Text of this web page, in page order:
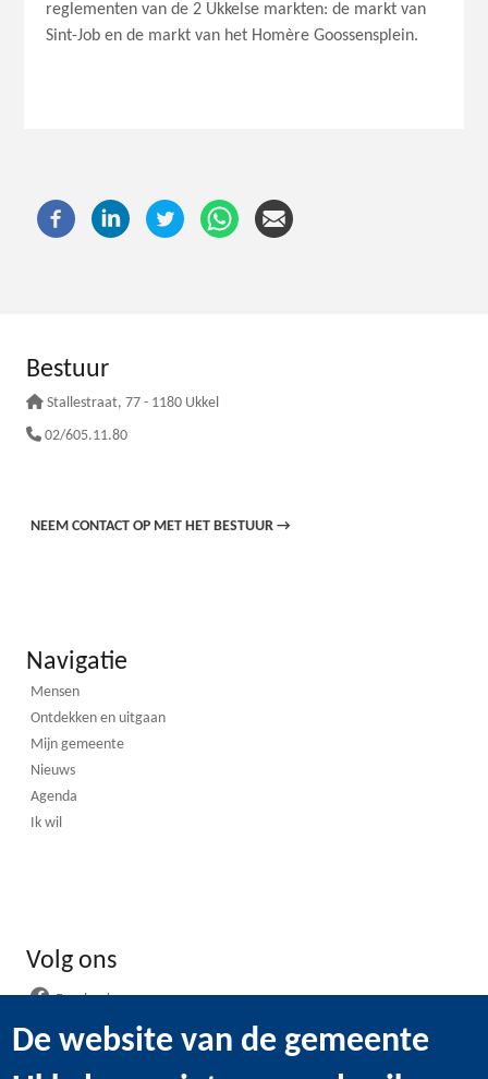
reglementen van de 2 Ukkelse markten: de markt van
Sint-Job en de markt van het Homère Goossensplein.
Bestuur
Stallestraat, 77 - 1180 Ukkel
02/605.11.80
NEEM CONTACT OP MET HET BESTUUR →
Navigatie
Mensen
Ontdekken en uitgaan
Mijn gemeente
Nieuws
Agenda
Ik wil
Volg ons
Instagram
De website van de gemeente